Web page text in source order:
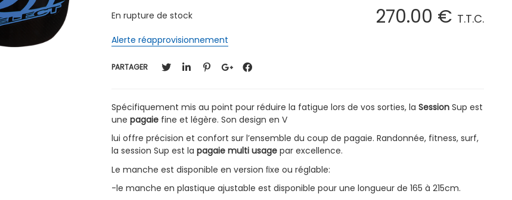
270.00 € T.T.C.
En rupture de stock
Alerte réapprovisionnement
PARTAGER
Spécifiquement mis au point pour réduire la fatigue lors de vos sorties, la Session Sup est
une pagaie fine et légère. Son design en V
lui offre précision et confort sur l’ensemble du coup de pagaie. Randonnée, fitness, surf,
la session Sup est la pagaie multi usage par excellence.
Le manche est disponible en version ﬁxe ou réglable:
-le manche en plastique ajustable est disponible pour une longueur de 165 à 215cm.